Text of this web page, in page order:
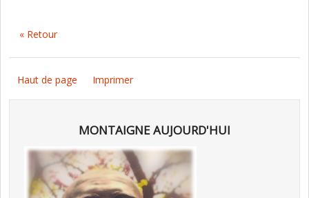
« Retour
Haut de page Imprimer
MONTAIGNE AUJOURD'HUI